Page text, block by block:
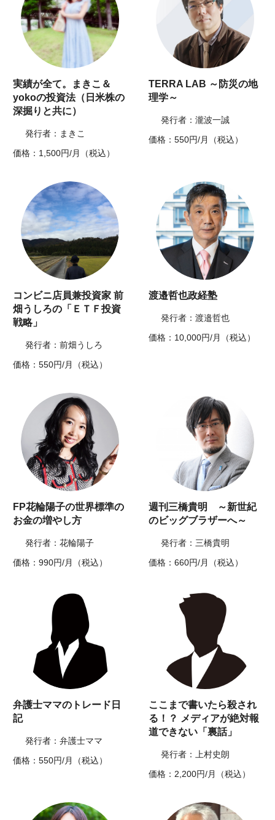
実績が全て。まきこ＆
yokoの投資法（日米株の
深掘りと共に）
発行者：まきこ
価格：1,500円/月（税込）
TERRA LAB ～防災の地
理学～
発行者：瀧波一誠
価格：550円/月（税込）
コンビニ店員兼投資家 前
畑うしろの「ＥＴＦ投資
戦略」
発行者：前畑うしろ
価格：550円/月（税込）
渡邉哲也政経塾
発行者：渡邉哲也
価格：10,000円/月（税込）
FP花輪陽子の世界標準の
お金の増やし方
発行者：花輪陽子
価格：990円/月（税込）
週刊三橋貴明 ～新世紀
のビッグブラザーへ～
発行者：三橋貴明
価格：660円/月（税込）
弁護士ママのトレード日
記
発行者：弁護士ママ
価格：550円/月（税込）
ここまで書いたら殺され
る！？ メディアが絶対報
道できない「裏話」
発行者：上村史朗
価格：2,200円/月（税込）